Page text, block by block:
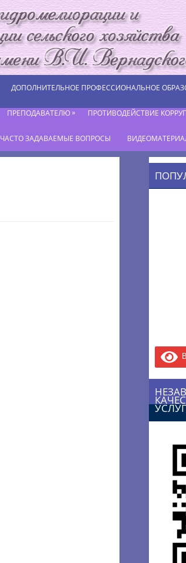
ДОПОЛНИТЕЛЬНОЕ ПРОФЕССИОНАЛЬНОЕ
ПРЕПОДАВАТЕЛЮ» ПРОТИВОДЕЙСТВИЕ
ЧАСТО ЗАДАВАЕМЫЕ ВОПРОСЫ
УСЛУГ